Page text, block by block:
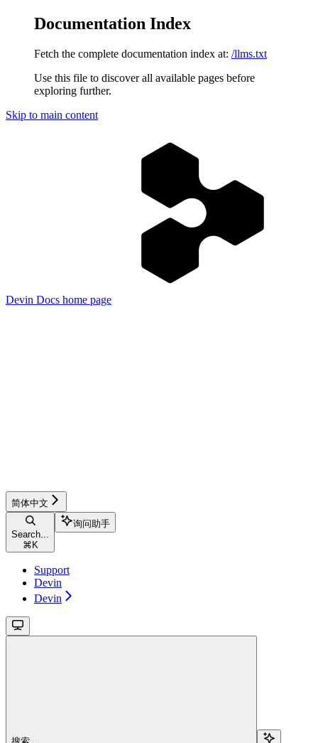
Documentation Index
Fetch the complete documentation index at: /llms.txt
Use this file to discover all available pages before
exploring further.
Skip to main content
Devin Docs home page
简体中文
Search...
⌘ K
询问助手
Support
Devin
Devin